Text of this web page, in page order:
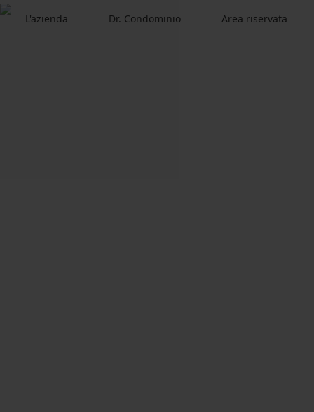
L'azienda Dr. Condominio Area riservata